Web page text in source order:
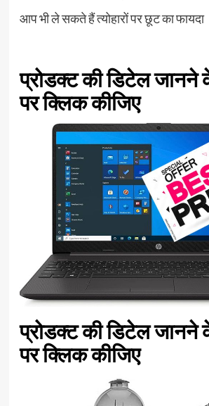
आप भी ले सकते हैं त्योहारों पर छूट का फायदा
प्रोडक्ट की डिटेल जानने
पर क्लिक कीजिए
प्रोडक्ट की डिटेल जानने
पर क्लिक कीजिए